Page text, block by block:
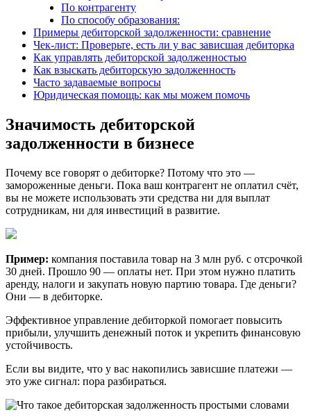
По контрагенту
По способу образования:
Примеры дебиторской задолженности: сравнение
Чек-лист: Проверьте, есть ли у вас зависшая дебиторка
Как управлять дебиторской задолженностью
Как взыскать дебиторскую задолженность
Часто задаваемые вопросы
Юридическая помощь: как мы можем помочь
Значимость дебиторской
задолженности в бизнесе
Почему все говорят о дебиторке? Потому что это —
замороженные деньги. Пока ваш контрагент не оплатил счёт,
вы не можете использовать эти средства ни для выплат
сотрудникам, ни для инвестиций в развитие.
Пример: компания поставила товар на 3 млн руб. с отсрочкой
30 дней. Прошло 90 — оплаты нет. При этом нужно платить
аренду, налоги и закупать новую партию товара. Где деньги?
Они — в дебиторке.
Эффективное управление дебиторкой помогает повысить
прибыли, улучшить денежный поток и укрепить финансовую
устойчивость.
Если вы видите, что у вас накопились зависшие платежи —
это уже сигнал: пора разбираться.